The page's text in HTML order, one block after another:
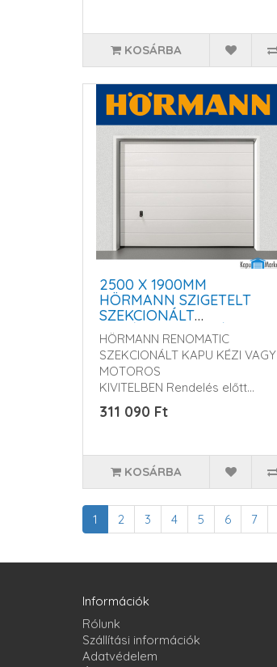
KOSÁRBA
2500 X 1900MM
HÖRMANN SZIGETELT
SZEKCIONÁLT
GARÁZSKAPU - KÉZI
VAGY MOTOROS
MŰKÖDTETÉSSEL
HÖRMANN RENOMATIC
SZEKCIONÁLT KAPU KÉZI VAGY
MOTOROS
KIVITELBEN Rendelés előtt
kérem érdeklődjö..
311 090 Ft
KOSÁRBA
1 2 3 4 5 6 7
Információk
Rólunk
Szállítási információk
Adatvédelem